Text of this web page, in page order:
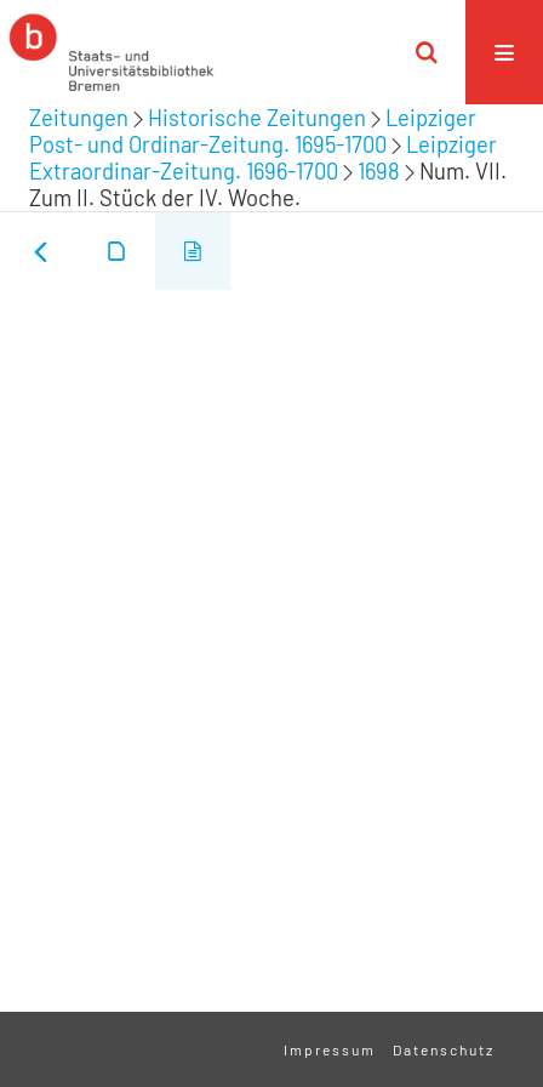
Zeitungen Historische Zeitungen
Leipziger
Post- und Ordinar-Zeitung. 1695-1700
Leipziger
Extraordinar-Zeitung. 1696-1700
1698
Num. VII.
Zum II. Stück der IV. Woche.
Impressum Datenschutz